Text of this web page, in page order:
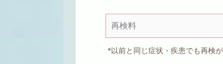
再検料
*以前と同じ症状・疾患でも再検